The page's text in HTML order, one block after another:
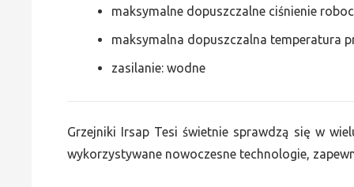
maksymalne dopuszczalne ciśnienie
maksymalna dopuszczalna temperatura
zasilanie: wodne
Grzejniki Irsap Tesi świetnie sprawdzą się w
wykorzystywane nowoczesne technologie,